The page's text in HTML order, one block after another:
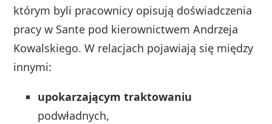
którym byli pracownicy opisują doświadczenia
pracy w Sante pod kierownictwem Andrzeja
Kowalskiego. W relacjach pojawiają się między
innymi:
upokarzającym traktowaniu
podwładnych,